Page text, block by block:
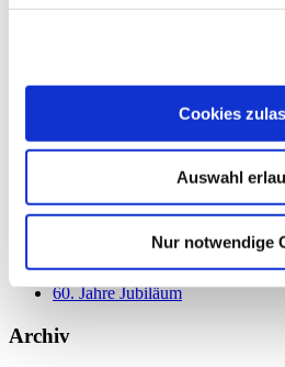
Cookies
Auswahl
Nur notwendige
Alle Kategorien
Werkstatt Löhnberg
Kinder- und Familienzentren -
Allgemein
60. Jahre Jubiläum
Archiv